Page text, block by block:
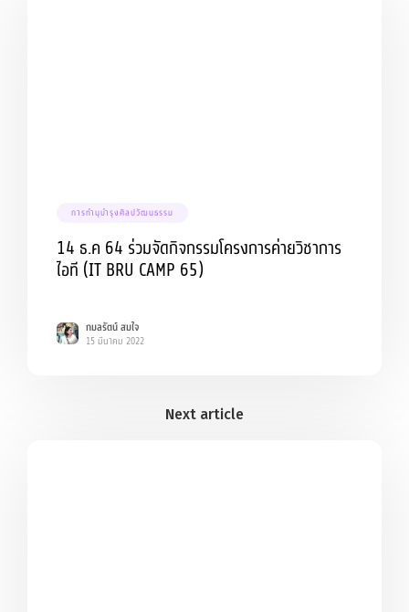
การทำนุบำรุงศิลปวัฒนธรรม
14 ธ.ค 64 ร่วมจัดกิจกรรมโครงการค่ายวิชาการ
ไอที (IT BRU CAMP 65)
กมลรัตน์ สมใจ
15 มีนาคม 2022